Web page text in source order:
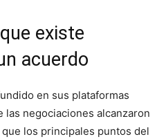
existe
acuerdo
en sus plataformas
las negociaciones alcanzaron
los principales puntos del